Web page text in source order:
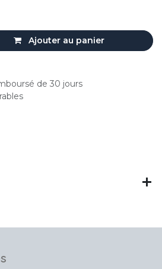
Ajouter au panier
de 30 jours